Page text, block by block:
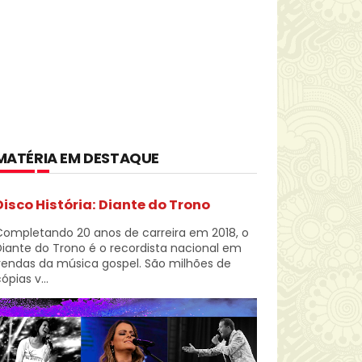
EM DESTAQUE
História: Diante do Trono
20 anos de carreira em 2018, o
do Trono é o recordista nacional em
da música gospel. São milhões de
v...